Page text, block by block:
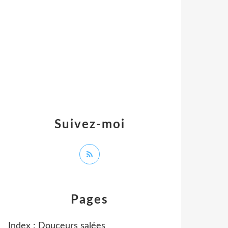
Pages
Index : Douceurs salées
Suivez-moi